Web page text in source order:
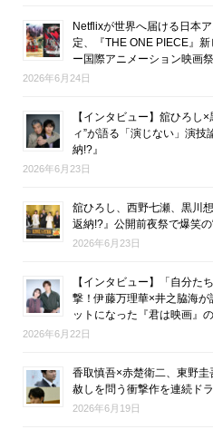
Netflixが世界へ届ける日本
定、『THE ONE PIECE』
ー国際アニメーション映画祭
2026年6月24日
【インタビュー】舘ひろし
ィ”が語る「演じない」演
納!?』
2026年6月23日
舘ひろし、西野七瀬、黒川
返納!?』公開前夜祭で爆笑
2026年6月23日
【インタビュー】「自分た
撃！伊藤万理華×井之脇海
ットになった『君は映画』の
2026年6月22日
香取慎吾×赤楚衛二、東野
赦しを問う衝撃作を連続ド
2026年6月19日